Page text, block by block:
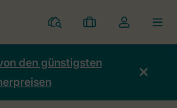
Ferienparks
Meine
Buchungen
Dropdown-
Menü
Kontos
den günstigsten